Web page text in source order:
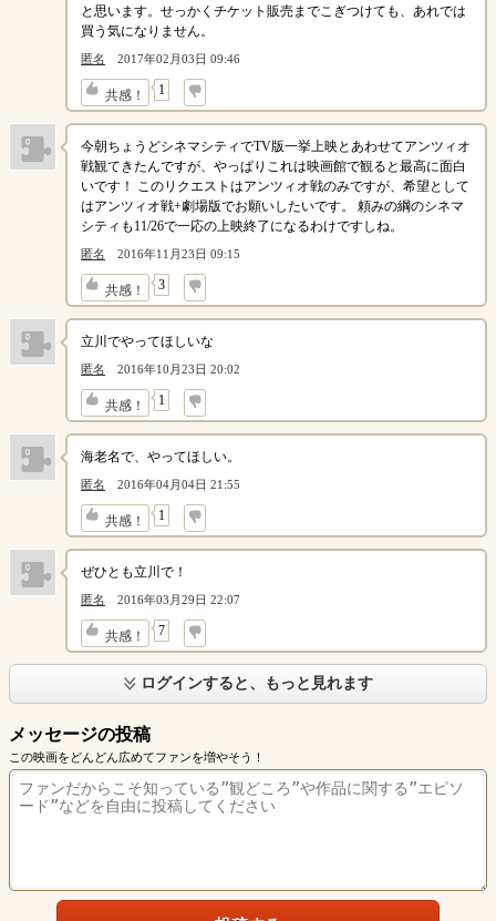
と思います。せっかくチケット販売までこぎつけても、あれでは
買う気になりません。
匿名 2017年02月03日 09:46
共感！ 1
↓
今朝ちょうどシネマシティでTV版一挙上映とあわせてアンツィオ
戦観てきたんですが、やっぱりこれは映画館で観ると最高に面白
いです！ このリクエストはアンツィオ戦のみですが、希望として
はアンツィオ戦+劇場版でお願いしたいです。 頼みの綱のシネマ
シティも11/26で一応の上映終了になるわけですしね。
匿名 2016年11月23日 09:15
共感！ 3
↓
立川でやってほしいな
匿名 2016年10月23日 20:02
共感！ 1
↓
海老名で、やってほしい。
匿名 2016年04月04日 21:55
共感！ 1
↓
ぜひとも立川で！
匿名 2016年03月29日 22:07
共感！ 7
↓
ログインすると、もっと見れます
メッセージの投稿
この映画をどんどん広めてファンを増やそう！